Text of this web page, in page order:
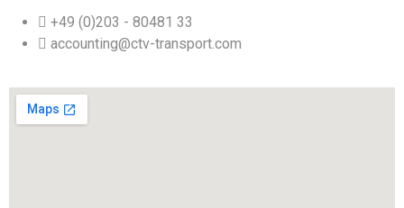
+49 (0)203 - 80481 33
accounting@ctv-transport.com